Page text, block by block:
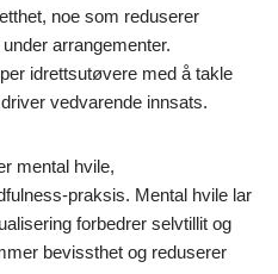
noe som reduserer
arrangementer.
idrettsutøvere med å takle
vedvarende innsats.
mental hvile,
praksis. Mental hvile lar
forbedrer selvtillit og
bevissthet og reduserer